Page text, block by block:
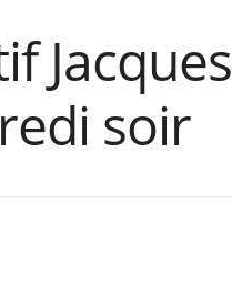
Jacques
soir